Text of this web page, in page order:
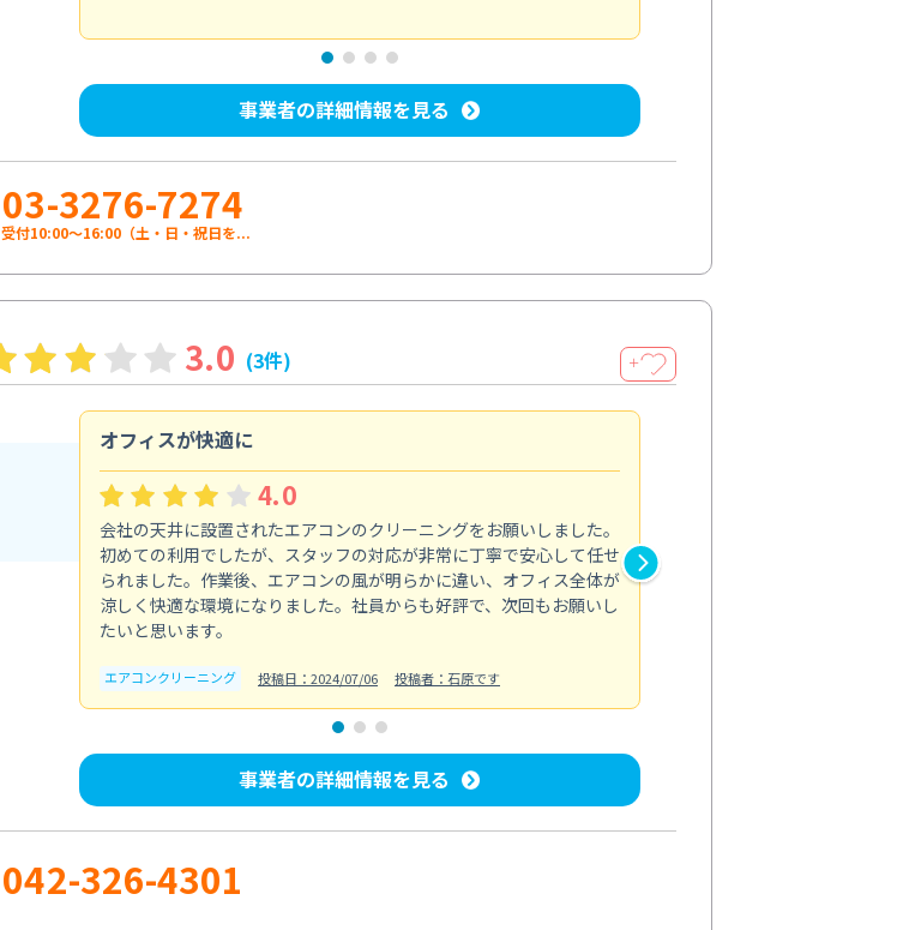
事業者の詳細情報を見る
03-3276-7274
受付10:00〜16:00（土・日・祝日を...
3.0 (3件) ＋
オフィスが快適に
4.0
会社の天井に設置されたエアコンのクリーニングをお願いしました。
初めての利用でしたが、スタッフの対応が非常に丁寧で安心して任せ
られました。作業後、エアコンの風が明らかに違い、オフィス全体が
涼しく快適な環境になりました。社員からも好評で、次回もお願いし
たいと思います。
エアコンクリーニング 投稿日：2024/07/06 投稿者：石原です
事業者の詳細情報を見る
042-326-4301